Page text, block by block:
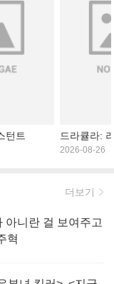
턴트 드라큘라:
2026-08-26
더보기
아니란 걸 보여주고
혁